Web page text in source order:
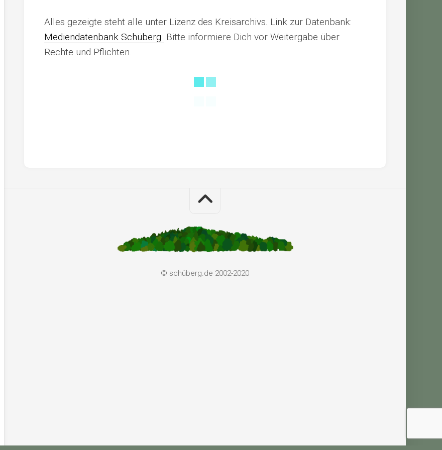
Alles gezeigte steht alle unter Lizenz des Kreisarchivs. Link zur Datenbank:
Mediendatenbank Schüberg Bitte informiere Dich vor Weitergabe über
Rechte und Pflichten.
© schüberg.de 2002-2020